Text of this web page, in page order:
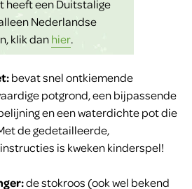
heeft een Duitstalige
Nederlandse
klik danhier.
bevat snel ontkiemende
potgrond, een bijpassende
en een waterdichte pot die
de gedetailleerde,
is kweken kinderspel!
de stokroos (ook wel bekend